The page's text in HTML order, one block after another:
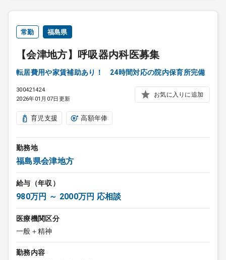
常勤 福島県
【会津地方】呼吸器内科医募集
転居費用や家賃補助あり！ 24時間対応の院内保育所完備
300421424
2026年01月07日更新
お気に入りに追加
育児支援 高額年俸
勤務地
福島県会津地方
給与（年収）
980万円 ～ 2000万円 応相談
医療機関区分
一般＋精神
勤務内容